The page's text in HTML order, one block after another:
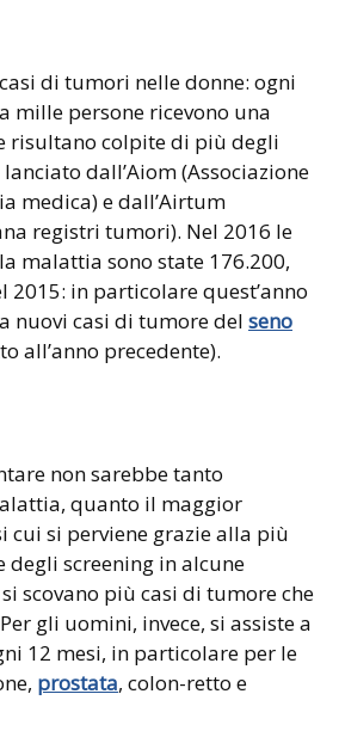
di tumori nelle donne: ogni
mille persone ricevono una
risultano colpite di più degli
dall’Aiom (Associazione
medica) e dall’Airtum
registri tumori). Nel 2016 le
malattia sono state 176.200,
2015: in particolare quest’anno
nuovi casi di tumore del seno
all’anno precedente).
non sarebbe tanto
quanto il maggior
cui si perviene grazie alla più
screening in alcune
scovano più casi di tumore che
gli uomini, invece, si assiste a
12 mesi, in particolare per le
prostata, colon-retto e